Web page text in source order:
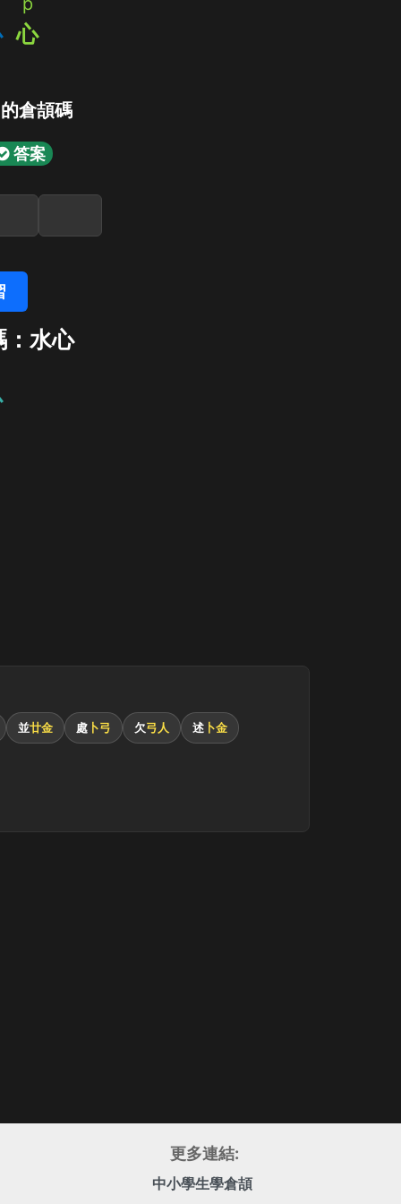
心
倉頡碼
答案
：水心
並廿金 處 卜弓 欠弓人 述 卜金
更多連結:
中小學生學倉頡